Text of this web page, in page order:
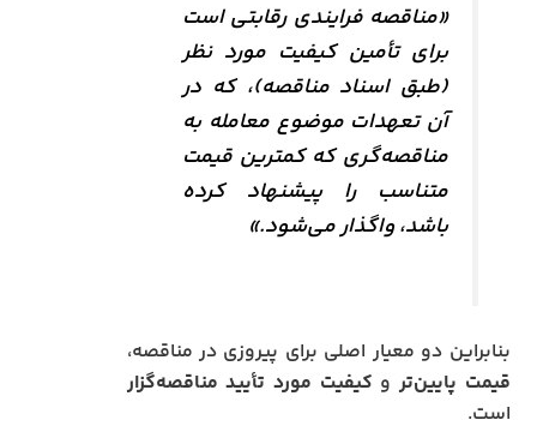
«مناقصه فرایندی رقابتی است
برای تأمین کیفیت مورد نظر
(طبق اسناد مناقصه)، که در
آن تعهدات موضوع معامله به
مناقصه‌گری که کمترین قیمت
متناسب را پیشنهاد کرده
باشد، واگذار می‌شود.»
بنابراین دو معیار اصلی برای پیروزی در مناقصه،
قیمت پایین‌تر و کیفیت مورد تأیید مناقصه‌گزار
است.